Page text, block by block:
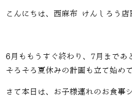
こんにちは、西麻布 けんしろう店
6月ももうすぐ終わり、7月まであ
そろそろ夏休みの計画も立て始め
さて本日は、お子様連れのお食事